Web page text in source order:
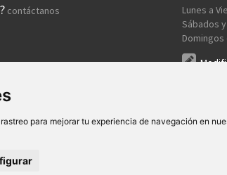
para mejorar tu experiencia de navegación en
contáctanos
Lunes a
Sábados
Domingos
Prensa